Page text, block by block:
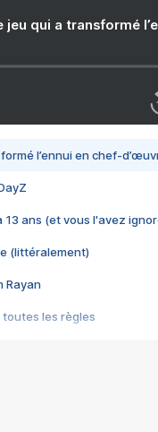
jeu qui a transformé
l’ennui en chef-
13 ans (et vous l'avez
(littéralement)
Rayan
toutes les règles